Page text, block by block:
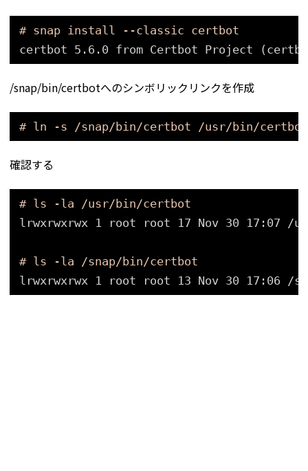
# snap install --classic certbot
certbot 5.6.0 from Certbot Project
/snap/bin/certbotへのシンボリックリンクを作成
# ln -s /snap/bin/certbot /usr/bin/certbot
確認する
# ls -la /usr/bin/certbot
lrwxrwxrwx 1 root root 17 Nov 30 17:07 /
# ls -la /snap/bin/certbot
lrwxrwxrwx 1 root root 13 Nov 30 17:06 /